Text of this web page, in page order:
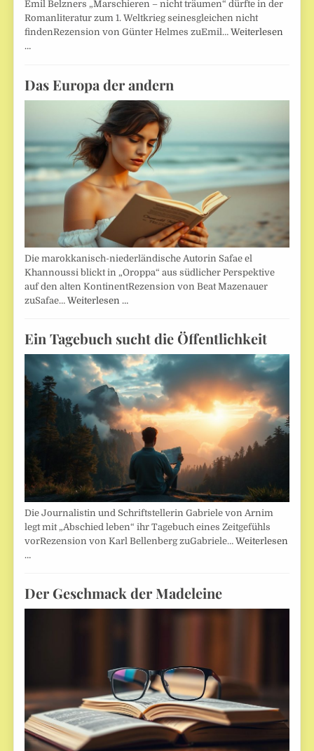
Emil Belzners „Marschieren – nicht träumen“ dürfte in der
Romanliteratur zum 1. Weltkrieg seinesgleichen nicht
findenRezension von Günter Helmes zuEmil…Weiterlesen
…
Das Europa der andern
Die marokkanisch-niederländische Autorin Safae el
Khannoussi blickt in „Oroppa“ aus südlicher Perspektive
auf den alten KontinentRezension von Beat Mazenauer
zuSafae…Weiterlesen …
Ein Tagebuch sucht die Öffentlichkeit
Die Journalistin und Schriftstellerin Gabriele von Arnim
legt mit „Abschied leben“ ihr Tagebuch eines Zeitgefühls
vorRezension von Karl Bellenberg zuGabriele…Weiterlesen
…
Der Geschmack der Madeleine